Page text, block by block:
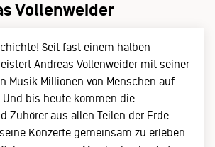
Vollenweider
Seit fast einem halben
Andreas Vollenweider mit seiner
Musik Millionen von Menschen auf
Und bis heute kommen die
Zuhörer aus allen Teilen der Erde
Konzerte gemeinsam zu erleben.